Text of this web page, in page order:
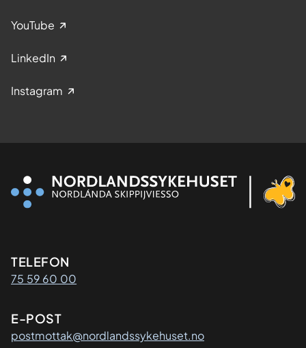
YouTube
LinkedIn
Instagram
Kontaktinformasjon
TELEFON
75 59 60 00
E-POST
postmottak@nordlandssykehuset.no